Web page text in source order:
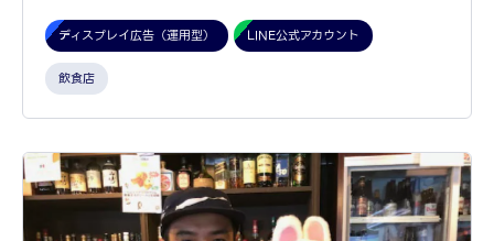
ディスプレイ広告（運用型） LINE公式アカウント
飲食店